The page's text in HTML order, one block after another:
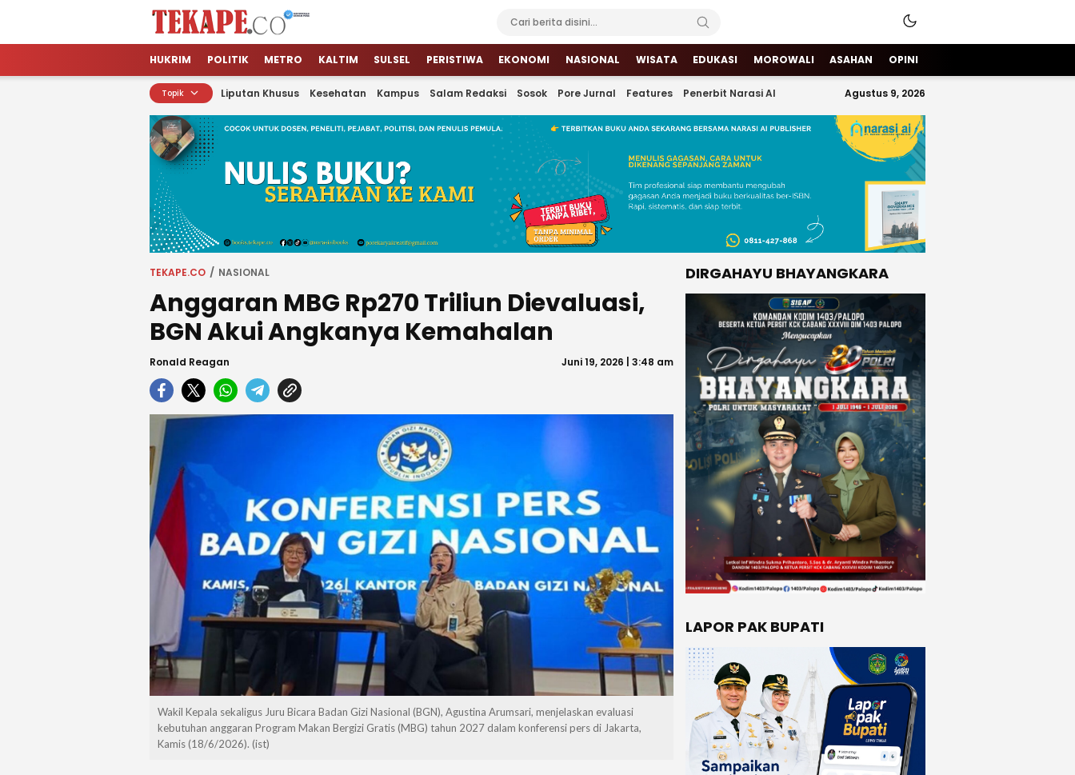
Tekape.co
Jendela Informasi Kita
HUKRIM POLITIK METRO KALTIM SULSEL PERISTIWA EKONOMI NASIONAL WISATA EDUKASI MOROWALI ASAHAN OPINI
Topik Liputan Khusus Kesehatan Kampus Salam Redaksi Sosok Pore Jurnal Features Penerbit Narasi AI Agustus 9, 2026
TEKAPE.CO NASIONAL
Anggaran MBG Rp270 Triliun Dievaluasi,
BGN Akui Angkanya Kemahalan
Ronald Reagan Juni 19, 2026 | 3:48 am
Wakil Kepala sekaligus Juru Bicara Badan Gizi Nasional (BGN), Agustina Arumsari, menjelaskan evaluasi
kebutuhan anggaran Program Makan Bergizi Gratis (MBG) tahun 2027 dalam konferensi pers di Jakarta,
Kamis (18/6/2026). (ist)
DIRGAHAYU BHAYANGKARA
LAPOR PAK BUPATI